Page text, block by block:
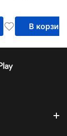
В корзину